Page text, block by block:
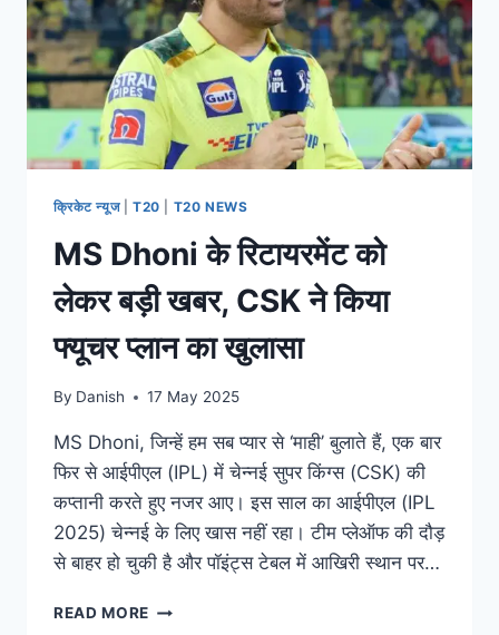
क्रिकेट न्यूज| T20 T20 NEWS
MS Dhoni के रिटायरमेंट को
लेकर बड़ी खबर, CSK ने किया
फ्यूचर प्लान का खुलासा
By Danish 17 May 2025
MS Dhoni, जिन्हें हम सब प्यार से ‘माही’ बुलाते हैं, एक बार
फिर से आईपीएल (IPL) में चेन्नई सुपर किंग्स (CSK) की
कप्तानी करते हुए नजर आए। इस साल का आईपीएल (IPL
2025) चेन्नई के लिए खास नहीं रहा। टीम प्लेऑफ की दौड़
से बाहर हो चुकी है और पॉइंट्स टेबल में आखिरी स्थान पर…
READ MORE